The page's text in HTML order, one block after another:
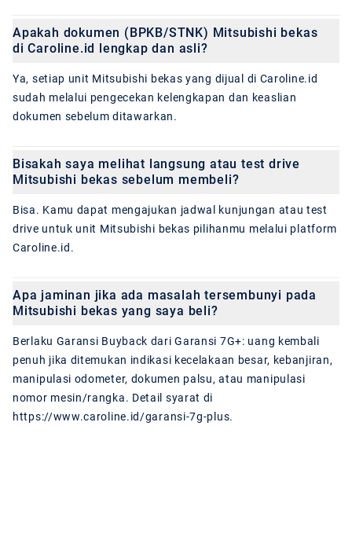
Apakah dokumen (BPKB/STNK) Mitsubishi bekas
di Caroline.id lengkap dan asli?
Ya, setiap unit Mitsubishi bekas yang dijual di Caroline.id
sudah melalui pengecekan kelengkapan dan keaslian
dokumen sebelum ditawarkan.
Bisakah saya melihat langsung atau test drive
Mitsubishi bekas sebelum membeli?
Bisa. Kamu dapat mengajukan jadwal kunjungan atau test
drive untuk unit Mitsubishi bekas pilihanmu melalui platform
Caroline.id.
Apa jaminan jika ada masalah tersembunyi pada
Mitsubishi bekas yang saya beli?
Berlaku Garansi Buyback dari Garansi 7G+: uang kembali
penuh jika ditemukan indikasi kecelakaan besar, kebanjiran,
manipulasi odometer, dokumen palsu, atau manipulasi
nomor mesin/rangka. Detail syarat di
https://www.caroline.id/garansi-7g-plus.